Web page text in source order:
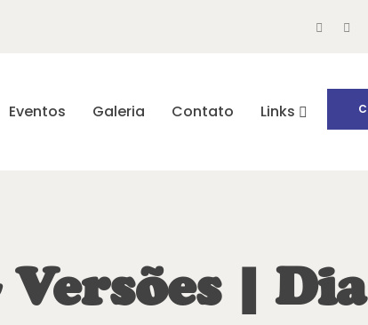
Eventos Galeria Contato Links
|